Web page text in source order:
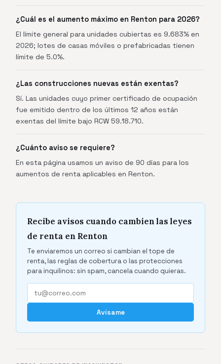
¿Cuál es el aumento máximo en Renton para 2026?
El límite general para unidades cubiertas es 9.683% en
2026; lotes de casas móviles o prefabricadas tienen
límite de 5.0%.
¿Las construcciones nuevas están exentas?
Sí. Las unidades cuyo primer certificado de ocupación
fue emitido dentro de los últimos 12 años están
exentas del límite bajo RCW 59.18.710.
¿Cuánto aviso se requiere?
En esta página usamos un aviso de 90 días para los
aumentos de renta aplicables en Renton.
Recibe avisos cuando cambien las leyes
de renta en Renton
Te enviaremos un correo si cambian el tope de
renta, las reglas de cobertura o las protecciones
para inquilinos: sin spam, cancela cuando quieras.
Avísame